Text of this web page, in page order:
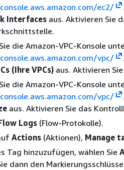
ec2/
Interfaces aus. Aktivieren Sie
die Amazon-VPC-Konsole
vpc/
(Ihre VPCs) aus. Aktivieren
die Amazon-VPC-Konsole
vpc/
aus. Aktivieren Sie das
Logs (Flow-Protokolle).
Actions (Aktionen), Manage
Tag hinzuzufügen, wählen Sie
dann den